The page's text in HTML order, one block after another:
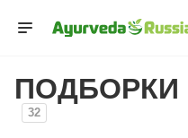
ПОДБОРКИ
32